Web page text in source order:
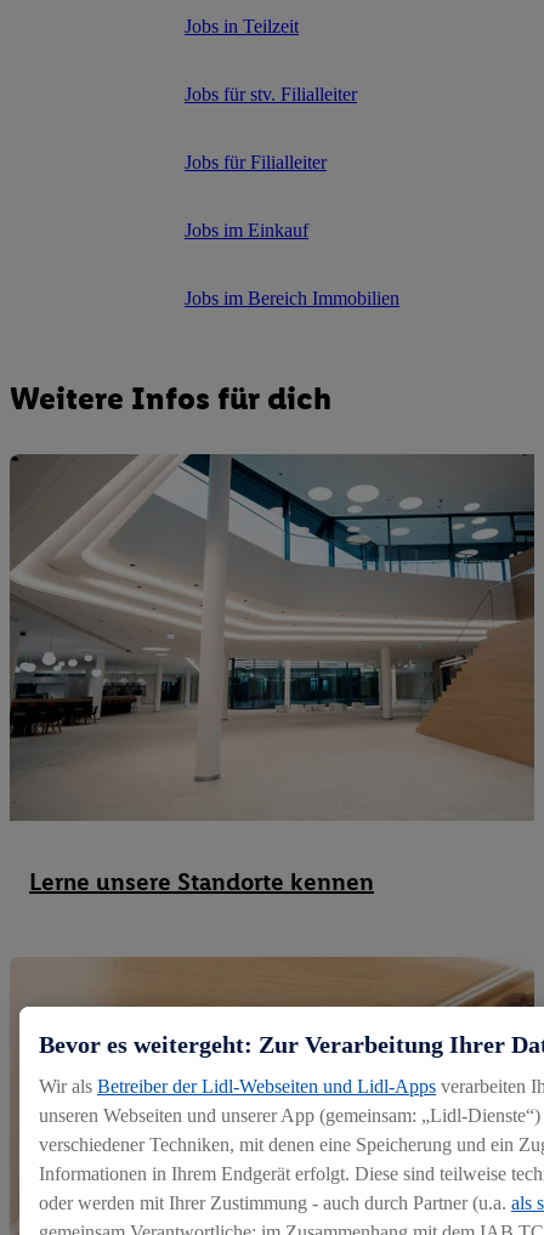
Jobs in Teilzeit
Jobs für stv. Filialleiter
Jobs für Filialleiter
Jobs im Einkauf
Jobs im Bereich Immobilien
Weitere Infos für dich
Lerne unsere Standorte kennen
Bevor es weitergeht: Zur Verarbeitung Ihrer
Wir als Betreiber der Lidl-Webseiten und Lidl-Apps verarbeiten
unseren Webseiten und unserer App (gemeinsam: „Lidl-
verschiedener Techniken, mit denen eine Speicherung und ein
Informationen in Ihrem Endgerät erfolgt. Diese sind teilweise
oder werden mit Ihrer Zustimmung - auch durch Partner (u.a. als